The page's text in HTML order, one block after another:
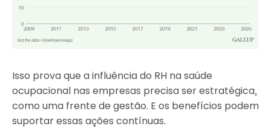
Isso prova que a influência do RH na saúde
ocupacional nas empresas precisa ser estratégica,
como uma frente de gestão. E os benefícios podem
suportar essas ações contínuas.